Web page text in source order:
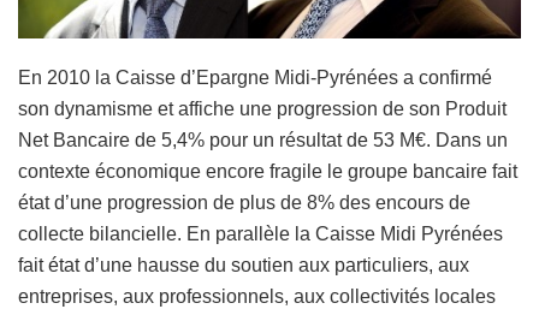
En 2010 la Caisse d’Epargne Midi-Pyrénées a confirmé
son dynamisme et affiche une progression de son Produit
Net Bancaire de 5,4% pour un résultat de 53 M€. Dans un
contexte économique encore fragile le groupe bancaire fait
état d’une progression de plus de 8% des encours de
collecte bilancielle. En parallèle la Caisse Midi Pyrénées
fait état d’une hausse du soutien aux particuliers, aux
entreprises, aux professionnels, aux collectivités locales